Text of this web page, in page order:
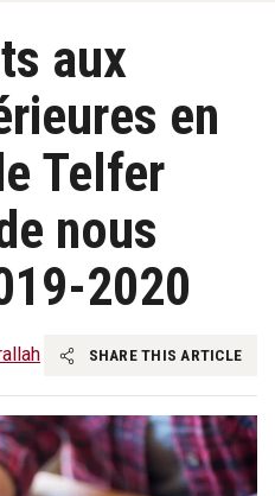
aux
en
Telfer
nous
2020
SHARE THIS ARTICLE